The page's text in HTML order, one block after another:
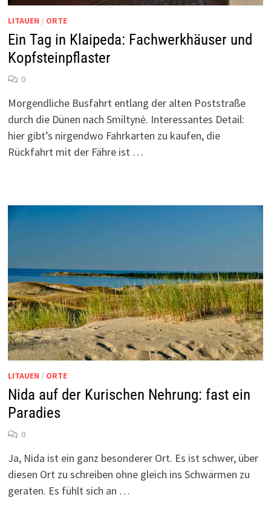
LITAUEN / ORTE
Ein Tag in Klaipeda: Fachwerkhäuser und
Kopfsteinpflaster
0
Morgendliche Busfahrt entlang der alten Poststraße
durch die Dünen nach Smiltynė. Interessantes Detail:
hier gibt’s nirgendwo Fahrkarten zu kaufen, die
Rückfahrt mit der Fähre ist …
LITAUEN / ORTE
Nida auf der Kurischen Nehrung: fast ein
Paradies
0
Ja, Nida ist ein ganz besonderer Ort. Es ist schwer, über
diesen Ort zu schreiben ohne gleich ins Schwärmen zu
geraten. Es fühlt sich an …